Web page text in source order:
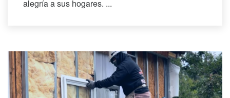
alegría a sus hogares. ...